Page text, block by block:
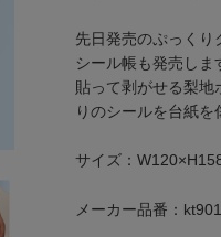
先日発売のぷっくり
シール帳も発売しま
貼って剥がせる梨地
りのシールを台紙を
サイズ：
メーカー品番：